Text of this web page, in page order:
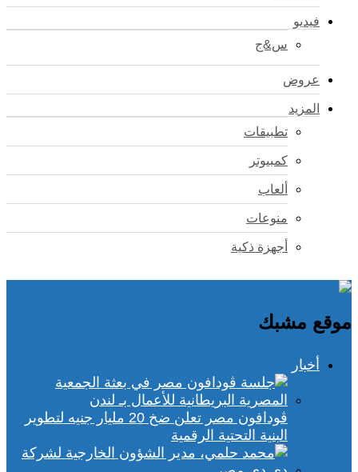
فيديو
س&ج
عروض
المزيد
تطبيقات
كمبيوتر
ألعاب
منوعات
أجهزة ذكية
موقع مشبك
أخبار
ڤودافون مصر تعلن ضخ 20 مليار جنيه لتطوير
البنية التحتية الرقمية